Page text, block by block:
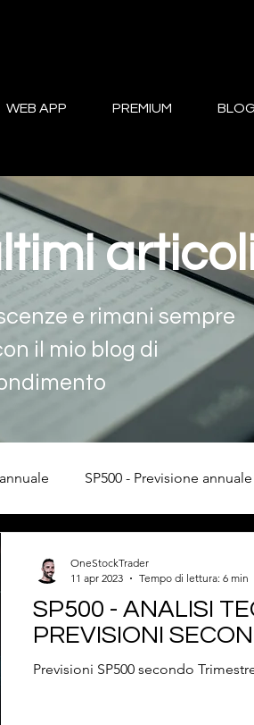
WEB APP PREMIUM BLOG
e rimani sempre
il mio blog di
SP500 - Previsione annuale
SP500 - ANALISI
PREVISIONI
Previsioni SP500 secondo
OneStockTrader
11 apr 2023
Tempo di lettura: 6 min